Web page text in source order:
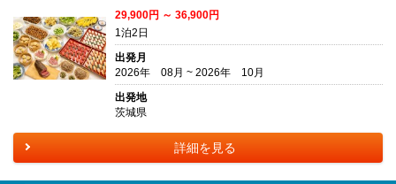
29,900円 ～ 36,900円
1泊2日
出発月
2026年 08月 ~ 2026年 10月
出発地
茨城県
詳細を見る